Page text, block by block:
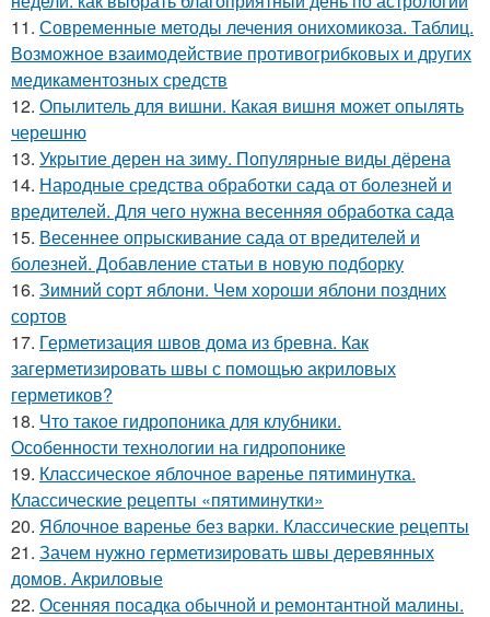
11. Современные методы лечения онихомикоза. Таблиц.
Возможное взаимодействие противогрибковых и других
медикаментозных средств
12. Опылитель для вишни. Какая вишня может опылять
черешню
13. Укрытие дерен на зиму. Популярные виды дёрена
14. Народные средства обработки сада от болезней и
вредителей. Для чего нужна весенняя обработка сада
15. Весеннее опрыскивание сада от вредителей и
болезней. Добавление статьи в новую подборку
16. Зимний сорт яблони. Чем хороши яблони поздних
сортов
17. Герметизация швов дома из бревна. Как
загерметизировать швы с помощью акриловых
герметиков?
18. Что такое гидропоника для клубники.
Особенности технологии на гидропонике
19. Классическое яблочное варенье пятиминутка.
Классические рецепты «пятиминутки»
20. Яблочное варенье без варки. Классические рецепты
21. Зачем нужно герметизировать швы деревянных
домов. Акриловые
22. Осенняя посадка обычной и ремонтантной малины.